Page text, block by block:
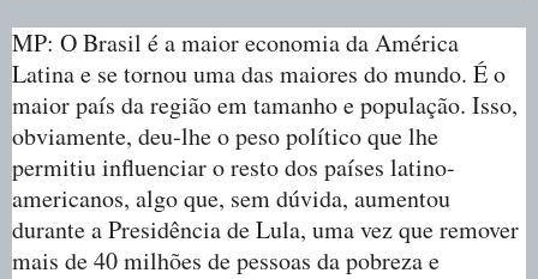
MP: O Brasil é a maior economia da América
Latina e se tornou uma das maiores do mundo. É o
maior país da região em tamanho e população. Isso,
obviamente, deu-lhe o peso político que lhe
permitiu influenciar o resto dos países latino-
americanos, algo que, sem dúvida, aumentou
durante a Presidência de Lula, uma vez que remover
mais de 40 milhões de pessoas da pobreza e